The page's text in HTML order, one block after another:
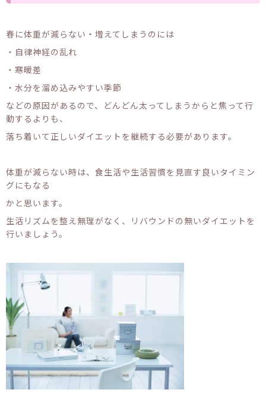
春に体重が減らない・増えてしまうのには
・自律神経の乱れ
・寒暖差
・水分を溜め込みやすい季節
などの原因があるので、どんどん太ってしまうからと焦って行
動するよりも、
落ち着いて正しいダイエットを継続する必要があります。
体重が減らない時は、食生活や生活習慣を見直す良いタイミン
グにもなる
かと思います。
生活リズムを整え無理がなく、リバウンドの無いダイエットを
行いましょう。